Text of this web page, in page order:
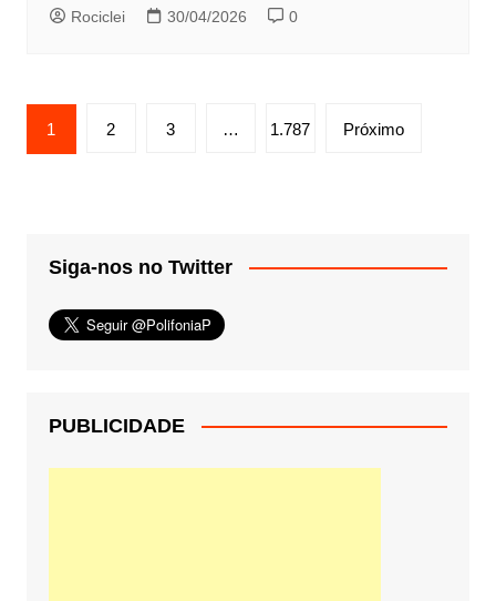
Rociclei 30/04/2026 0
Paginação
de
1 2 3 … 1.787 Próximo
Siga-nos no Twitter
PUBLICIDADE